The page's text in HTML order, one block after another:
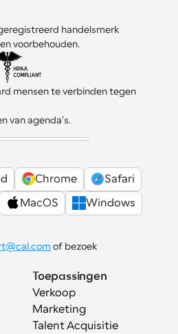
handelsmerk
voorbehouden.
mensen te verbinden tegen
van agenda's.
Chrome
Safari
MacOS
Windows
Toepassingen
Verkoop
Marketing
Talent Acquisitie